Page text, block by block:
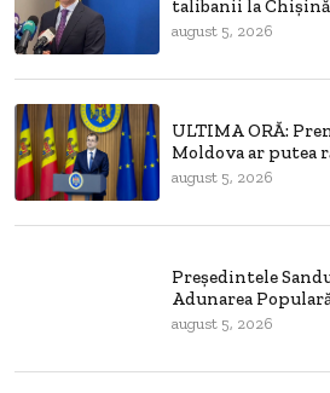
talibanii la
august 5, 2026
ULTIMA ORĂ:
Moldova ar putea
august 5, 2026
Președintele
Adunarea
august 5, 2026